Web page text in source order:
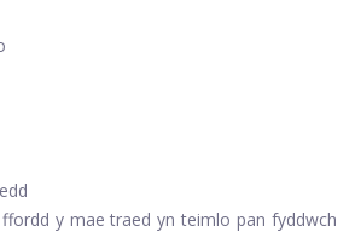
y mae traed yn teimlo pan fyddwch